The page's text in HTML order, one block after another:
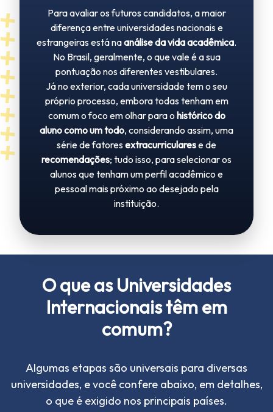
Para avaliar os futuros candidatos, a maior
diferença entre universidades nacionais e
estrangeiras está naanálise da vida acadêmica.
No Brasil, geralmente, o que vale é a sua
pontuação nos diferentes vestibulares.
Já no exterior, cada universidade tem o seu
próprio processo, embora todas tenham em
comum o foco em olhar para o histórico do
aluno como um todo, considerando assim, uma
série de fatoresextracurricularese de
recomendações; tudo isso, para selecionar os
alunos que tenham um perfil acadêmico e
pessoal mais próximo ao desejado pela
instituição.
O que as Universidades
Internacionais têm em
comum?
Algumas etapas são universais para diversas
universidades, e você confere abaixo, em detalhes,
o que é exigido nos principais países.